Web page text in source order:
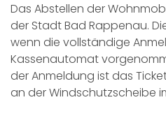
Das Abstellen der
der Stadt Bad Rappenau.
wenn die vollständige
Kassenautomat
der Anmeldung ist das
an der Windschutzscheibe